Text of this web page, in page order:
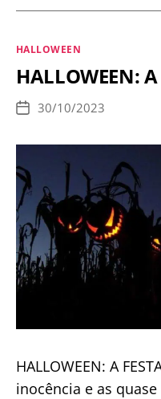
não
o
Categorias
HALLOWEEN
HALLOWEEN:
Data
publicação
30/10/2023
HALLOWEEN: A
inocência e as